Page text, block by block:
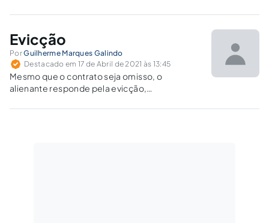
extrajudicial.
Evicção
PorGuilherme Marques Galindo
Destacado em 17 de Abril de 2021 às 13:45
Mesmo que o contrato seja omisso, o
alienante responde pela evicção,
garantia ainda que a aquisição se tenha